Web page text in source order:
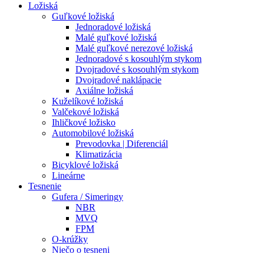
Ložiská
Guľkové ložiská
Jednoradové ložiská
Malé guľkové ložiská
Malé guľkové nerezové ložiská
Jednoradové s kosouhlým stykom
Dvojradové s kosouhlým stykom
Dvojradové naklápacie
Axiálne ložiská
Kuželíkové ložiská
Valčekové ložiská
Ihličkové ložisko
Automobilové ložiská
Prevodovka | Diferenciál
Klimatizácia
Bicyklové ložiská
Lineárne
Tesnenie
Gufera / Simeringy
NBR
MVQ
FPM
O-krúžky
Niečo o tesneni